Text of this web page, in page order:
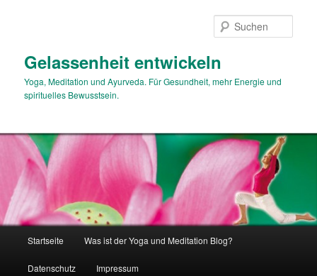
Gelassenheit entwickeln
Yoga, Meditation und Ayurveda. Für Gesundheit, mehr Energie und
spirituelles Bewusstsein.
Startseite Was ist der Yoga und Meditation Blog?
Datenschutz Impressum